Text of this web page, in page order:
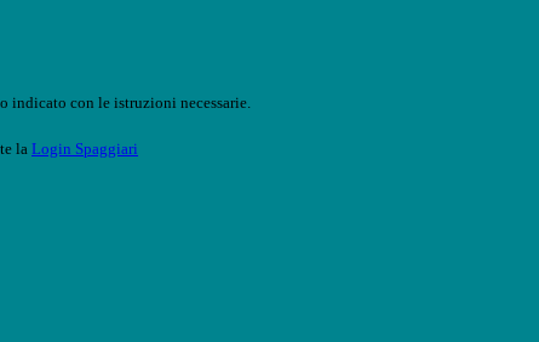
indicato con le istruzioni necessarie.
la Login Spaggiari